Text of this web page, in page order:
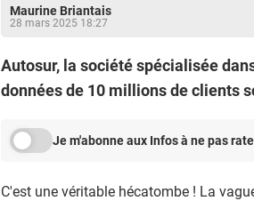
Maurine Briantais
28 mars 2025 18:27
Autosur, la société spécialisée
données de 10 millions de clients
Je m'abonne aux Infos à ne pas
C'est une véritable hécatombe ! La